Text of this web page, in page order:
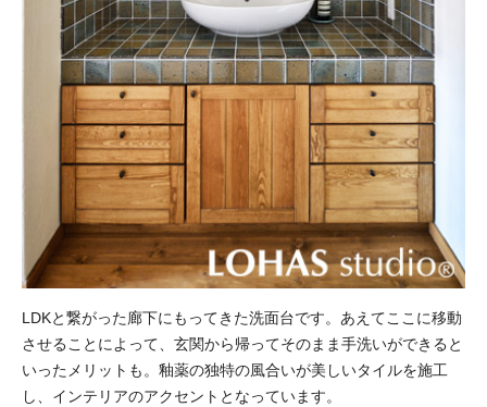
LDKと繋がった廊下にもってきた洗面台です。あえてここに移動
させることによって、玄関から帰ってそのまま手洗いができると
いったメリットも。釉薬の独特の風合いが美しいタイルを施工
し、インテリアのアクセントとなっています。